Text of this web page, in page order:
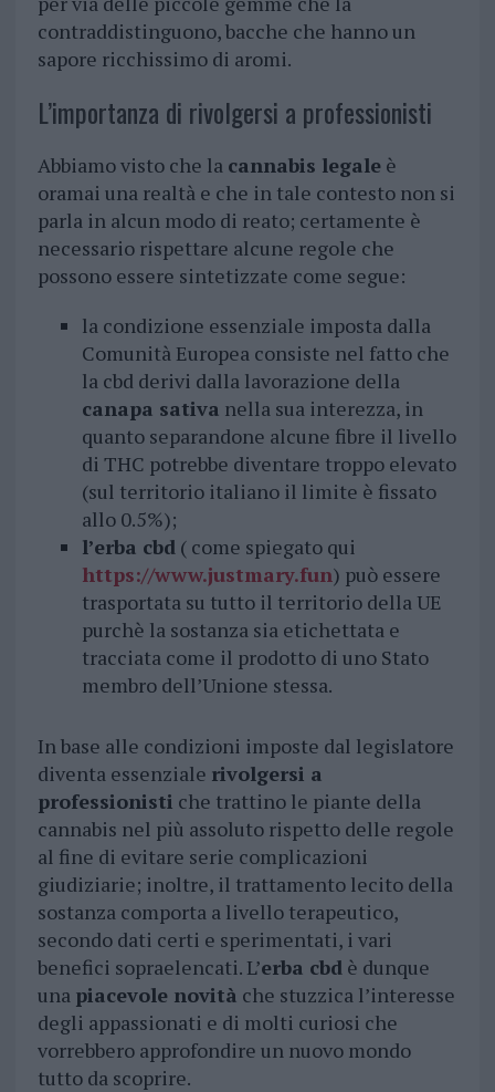
contraddistinguono, bacche che hanno un
sapore ricchissimo di aromi.
L’importanza di rivolgersi a professionisti
Abbiamo visto che la cannabis legaleè
oramai una realtà e che in tale contesto non si
parla in alcun modo di reato; certamente è
necessario rispettare alcune regole che
possono essere sintetizzate come segue:
la condizione essenziale imposta dalla
Comunità Europea consiste nel fatto che
la cbd derivi dalla lavorazione della
canapa sativa nella sua interezza, in
quanto separandone alcune fibre il livello
di THC potrebbe diventare troppo elevato
(sul territorio italiano il limite è fissato
allo 0.5%);
l’erba cbd( come spiegato qui
https://www.justmary.fun) può essere
trasportata su tutto il territorio della UE
purchè la sostanza sia etichettata e
tracciata come il prodotto di uno Stato
membro dell’Unione stessa.
In base alle condizioni imposte dal legislatore
diventa essenziale rivolgersi a
professionisti che trattino le piante della
cannabis nel più assoluto rispetto delle regole
al fine di evitare serie complicazioni
giudiziarie; inoltre, il trattamento lecito della
sostanza comporta a livello terapeutico,
secondo dati certi e sperimentati, i vari
benefici sopraelencati. L’erba cbdè dunque
una piacevole novità che stuzzica l’interesse
degli appassionati e di molti curiosi che
vorrebbero approfondire un nuovo mondo
tutto da scoprire.